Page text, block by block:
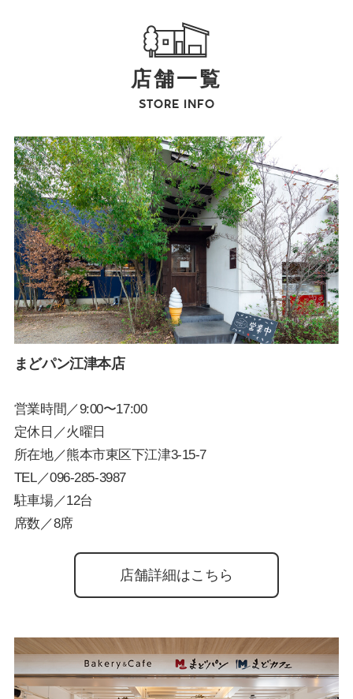
店舗一覧
STORE INFO
まどパン江津本店
営業時間／9:00〜17:00
定休日／火曜日
所在地／熊本市東区下江津3-15-7
TEL／096-285-3987
駐車場／12台
席数／8席
店舗詳細はこちら